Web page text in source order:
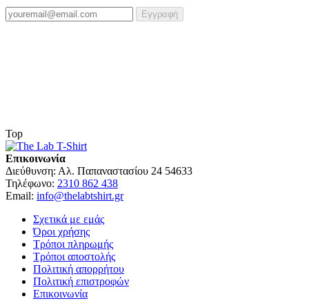
Εγγραφή
Top
Επικοινωνία
Διεύθυνση: Αλ. Παπαναστασίου 24 54633
Τηλέφωνο: 2310 862 438
Email: info@thelabtshirt.gr
Σχετικά με εμάς
Όροι χρήσης
Τρόποι πληρωμής
Τρόποι αποστολής
Πολιτική απορρήτου
Πολιτική επιστροφών
Επικοινωνία